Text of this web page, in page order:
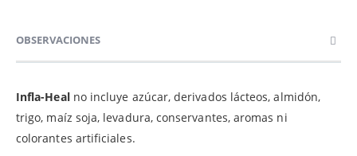
OBSERVACIONES
Infla-Healno incluye azúcar, derivados lácteos, almidón,
trigo, maíz soja, levadura, conservantes, aromas ni
colorantes artificiales.